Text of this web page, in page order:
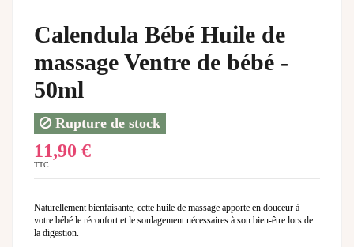
Calendula Bébé Huile de
massage Ventre de bébé -
50ml
Rupture de stock
11,90 €
TTC
Naturellement bienfaisante, cette huile de massage apporte en douceur à
votre bébé le réconfort et le soulagement nécessaires à son bien-être lors de
la digestion.